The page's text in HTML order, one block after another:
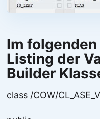
Im
Listing der
Builder
class /COW/